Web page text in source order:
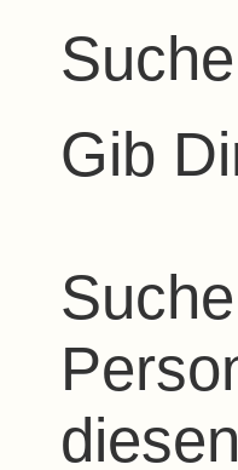
Gib